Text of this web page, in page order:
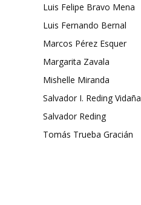
Luis Felipe Bravo Mena
Luis Fernando Bernal
Marcos Pérez Esquer
Margarita Zavala
Mishelle Miranda
Salvador I. Reding Vidaña
Salvador Reding
Tomás Trueba Gracián